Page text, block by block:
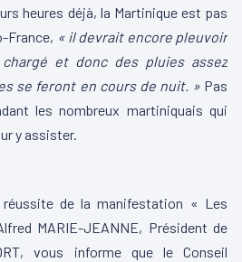
heures déjà, la Martinique est pas
France, « il devrait encore pleuvoir
et donc des pluies assez
se feront en cours de nuit. » Pas
les nombreux martiniquais qui
y assister.
de la manifestation « Les
MARIE-JEANNE, Président de
vous informe que le Conseil